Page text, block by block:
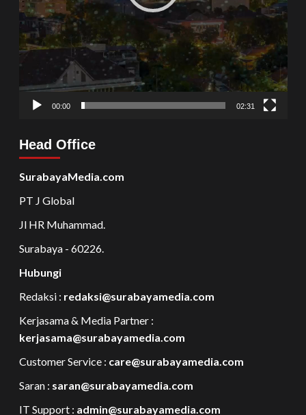
00:00 02:31
Head Office
SurabayaMedia.com
PT J Global
Jl HR Muhammad.
Surabaya - 60226.
Hubungi
Redaksi : redaksi@surabayamedia.com
Kerjasama & Media Partner :
kerjasama@surabayamedia.com
Customer Service : care@surabayamedia.com
Saran : saran@surabayamedia.com
IT Support : admin@surabayamedia.com